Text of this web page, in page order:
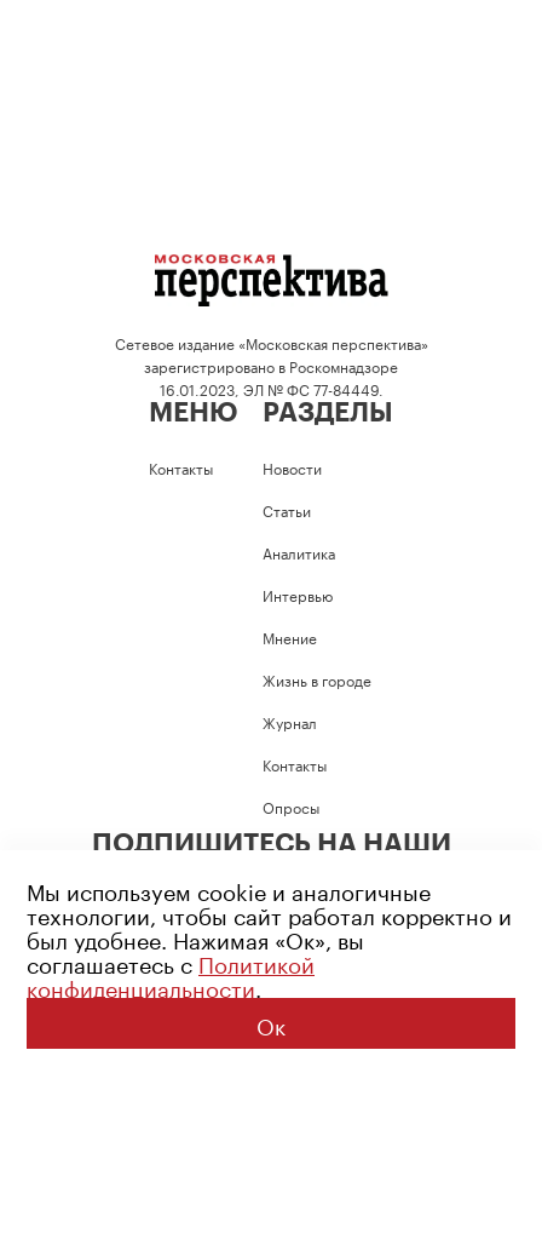
Сетевое издание «Московская перспектива»
зарегистрировано в Роскомнадзоре
16.01.2023, ЭЛ № ФС 77-84449.
МЕНЮ
Контакты
РАЗДЕЛЫ
Новости
Статьи
Аналитика
Интервью
Мнение
Жизнь в городе
Журнал
Контакты
Опросы
ПОДПИШИТЕСЬ НА НАШИ
Возрастное ограничение: 16+
Политика конфиденциальности
© 2026 Все права защищены
Мы используем cookie и аналогичные
технологии, чтобы сайт работал корректно и
был удобнее. Нажимая «Ок», вы
соглашаетесь с Политикой
конфиденциальности.
Ок